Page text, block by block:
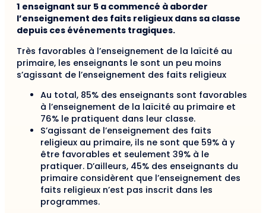
1 enseignant sur 5 a commencé à aborder
l’enseignement des faits religieux dans sa classe
depuis ces événements tragiques.
Très favorables à l’enseignement de la laïcité au
primaire, les enseignants le sont un peu moins
s’agissant de l’enseignement des faits religieux
Au total, 85% des enseignants sont favorables
à l’enseignement de la laïcité au primaire et
76% le pratiquent dans leur classe.
S’agissant de l’enseignement des faits
religieux au primaire, ils ne sont que 59% à y
être favorables et seulement 39% à le
pratiquer. D’ailleurs, 45% des enseignants du
primaire considèrent que l’enseignement des
faits religieux n’est pas inscrit dans les
programmes.